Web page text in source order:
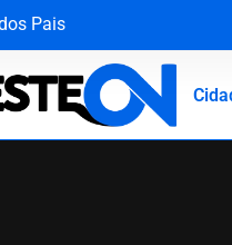
Pais
rede criminosa que
em dinheiro vivo é
garoto vítima de